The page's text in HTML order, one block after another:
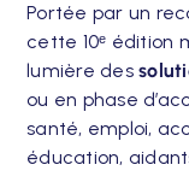
Portée par un
cette 10ᵉ édition
lumière des
ou en phase
santé, emploi,
éducation,